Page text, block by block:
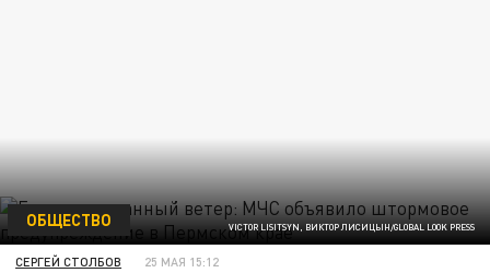
VICTOR LISITSYN, ВИКТОР ЛИСИЦЫН/GLOBAL LOOK PRESS
ОБЩЕСТВО
СЕРГЕЙ СТОЛБОВ 25 МАЯ 15:12